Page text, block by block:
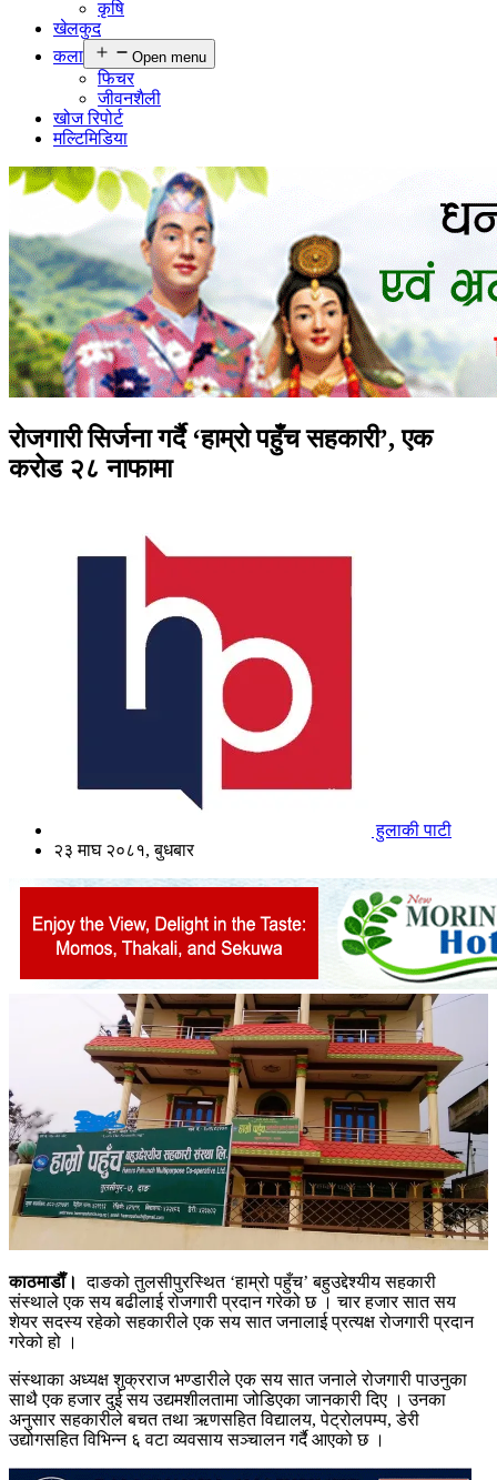
कृषि
खेलकुद
कला
Open menu
फिचर
जीवनशैली
खोज रिपोर्ट
मल्टिमिडिया
रोजगारी सिर्जना गर्दै ‘हाम्रो पहुँच सहकारी’, एक
करोड २८ नाफामा
हुलाकी पाटी
२३ माघ २०८१, बुधबार
काठमाडाैँ। दाङको तुलसीपुरस्थित ‘हाम्रो पहुँच’ बहुउद्देश्यीय सहकारी
संस्थाले एक सय बढीलाई रोजगारी प्रदान गरेको छ । चार हजार सात सय
शेयर सदस्य रहेको सहकारीले एक सय सात जनालाई प्रत्यक्ष रोजगारी प्रदान
गरेको हो ।
संस्थाका अध्यक्ष शुक्रराज भण्डारीले एक सय सात जनाले रोजगारी पाउनुका
साथै एक हजार दुई सय उद्यमशीलतामा जोडिएका जानकारी दिए । उनका
अनुसार सहकारीले बचत तथा ऋणसहित विद्यालय, पेट्रोलपम्प, डेरी
उद्योगसहित विभिन्न ६ वटा व्यवसाय सञ्चालन गर्दै आएको छ ।